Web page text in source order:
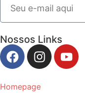
Nossos Links
Homepage